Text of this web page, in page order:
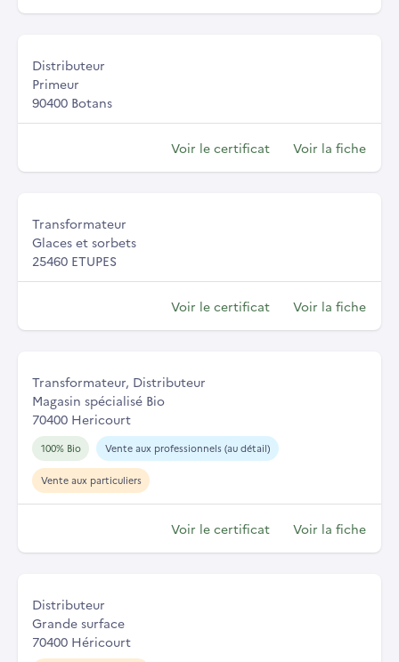
Distributeur
Primeur
90400 Botans
Voir le certificat Voir la fiche
Transformateur
Glaces et sorbets
25460 ETUPES
Voir le certificat Voir la fiche
Transformateur, Distributeur
Magasin spécialisé Bio
70400 Hericourt
100% Bio Vente aux professionnels (au détail)
Vente aux particuliers
Voir le certificat Voir la fiche
Distributeur
Grande surface
70400 Héricourt